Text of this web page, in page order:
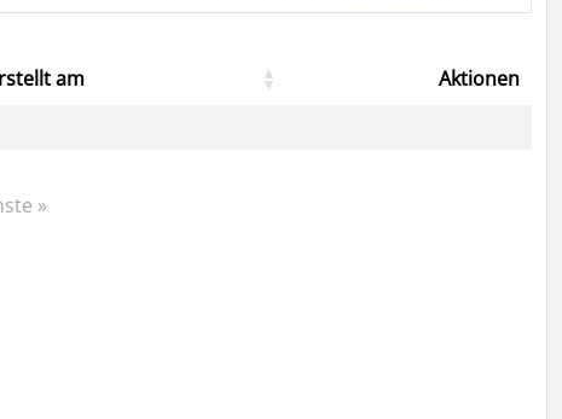
am Aktionen
»